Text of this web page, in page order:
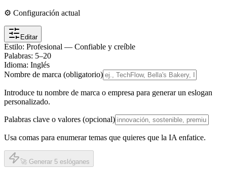
⚙️ Configuración actual
Editar
Estilo: Profesional — Confiable y creíble
Palabras: 5–20
Idioma: Inglés
Nombre de marca (obligatorio)
Introduce tu nombre de marca o empresa para generar un eslogan
personalizado.
Palabras clave o valores (opcional)
Usa comas para enumerar temas que quieres que la IA enfatice.
🚀 Generar 5 eslóganes